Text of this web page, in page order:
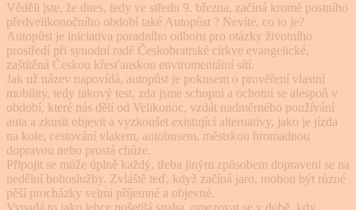
Věděli jste, že dnes, tedy ve středu 9. března, začíná kromě postního
předvelikonočního období také Autopůst ? Nevíte, co to je?
Autopůst je iniciativa poradního odboru pro otázky životního
prostředí při synodní radě Českobratrské církve evangelické,
zaštítěná Českou křesťanskou enviromentální sítí.
Jak už název napovídá, autopůst je pokusem o prověření vlastní
mobility, tedy takový test, zda jsme schopni a ochotni se alespoň v
období, které nás dělí od Velikonoc, vzdát nadměrného používání
auta a zkusit objevit a vyzkoušet existující alternativy, jako je jízda
na kole, cestování vlakem, autobusem, městskou hromadnou
dopravou nebo prostá chůze.
Připojit se může úplně každý, třeba jiným způsobem dopravení se na
nedělní bohoslužby. Zvláště teď, když začíná jaro, mohou být různé
pěší procházky velmi příjemné a objevné.
Vypadá to jako lehce pošetilá snaha, omezovat se v době, kdy